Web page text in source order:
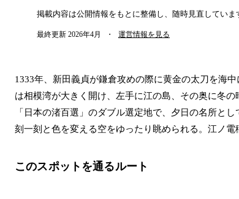
掲載内容は公開情報をもとに整備し、随時見直していま
最終更新 2026年4月 ・ 運営情報を見る
1333年、新田義貞が鎌倉攻めの際に黄金の太刀を海
は相模湾が大きく開け、左手に江の島、その奥に冬
「日本の渚百選」のダブル選定地で、夕日の名所と
刻一刻と色を変える空をゆったり眺められる。江ノ
このスポットを通るルート